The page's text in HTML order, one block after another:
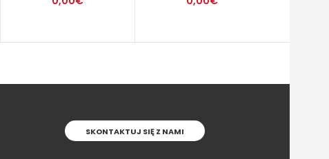
SKONTAKTUJ SIĘ Z NAMI